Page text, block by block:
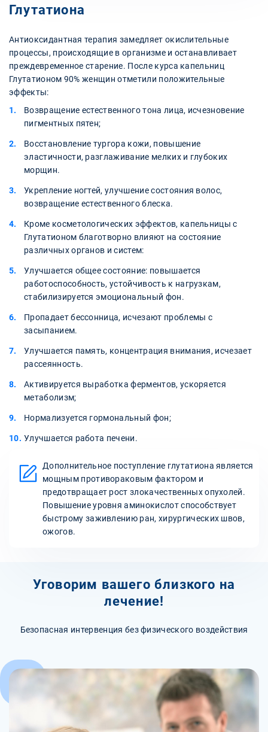
Глутатиона
Антиоксидантная терапия замедляет окислительные
процессы, происходящие в организме и останавливает
преждевременное старение. После курса капельниц
Глутатионом 90% женщин отметили положительные
эффекты:
Возвращение естественного тона лица, исчезновение
пигментных пятен;
Восстановление тургора кожи, повышение
эластичности, разглаживание мелких и глубоких
морщин.
Укрепление ногтей, улучшение состояния волос,
возвращение естественного блеска.
Кроме косметологических эффектов, капельницы с
Глутатионом благотворно влияют на состояние
различных органов и систем:
Улучшается общее состояние: повышается
работоспособность, устойчивость к нагрузкам,
стабилизируется эмоциональный фон.
Пропадает бессонница, исчезают проблемы с
засыпанием.
Улучшается память, концентрация внимания, исчезает
рассеянность.
Активируется выработка ферментов, ускоряется
метаболизм;
Нормализуется гормональный фон;
Улучшается работа печени.
Дополнительное поступление глутатиона является
мощным противораковым фактором и
предотвращает рост злокачественных опухолей.
Повышение уровня аминокислот способствует
быстрому заживлению ран, хирургических швов,
ожогов.
Уговорим вашего близкого на
лечение!
Безопасная интервенция без физического воздействия